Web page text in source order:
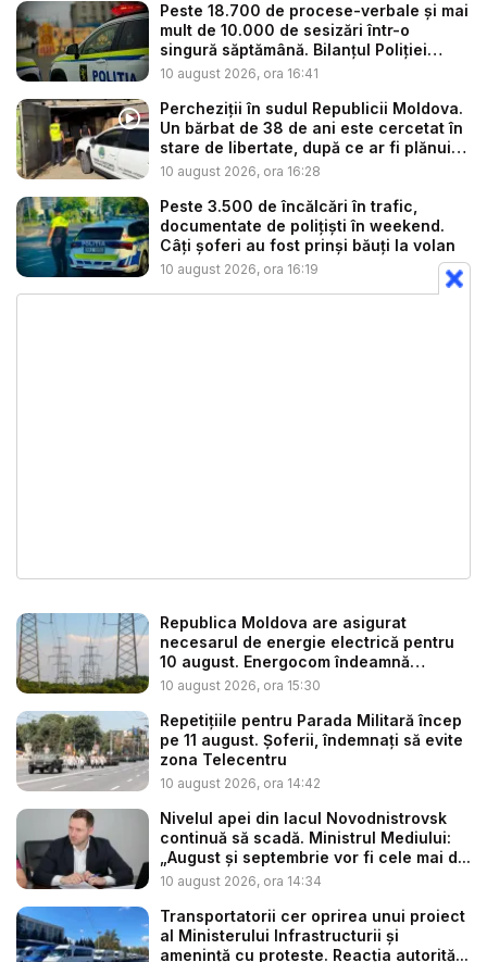
Peste 18.700 de procese-verbale și mai
mult de 10.000 de sesizări într-o
singură săptămână. Bilanțul Poliției
Naț...
10 august 2026, ora 16:41
Percheziții în sudul Republicii Moldova.
Un bărbat de 38 de ani este cercetat în
stare de libertate, după ce ar fi plănuit
...
10 august 2026, ora 16:28
Peste 3.500 de încălcări în trafic,
documentate de polițiști în weekend.
Câți șoferi au fost prinși băuți la volan
10 august 2026, ora 16:19
Republica Moldova are asigurat
necesarul de energie electrică pentru
10 august. Energocom îndeamnă
cetățe...
10 august 2026, ora 15:30
Repetițiile pentru Parada Militară încep
pe 11 august. Șoferii, îndemnați să evite
zona Telecentru
10 august 2026, ora 14:42
Nivelul apei din lacul Novodnistrovsk
continuă să scadă. Ministrul Mediului:
„August și septembrie vor fi cele mai d...
10 august 2026, ora 14:34
Transportatorii cer oprirea unui proiect
al Ministerului Infrastructurii și
amenință cu proteste. Reacția autorită...